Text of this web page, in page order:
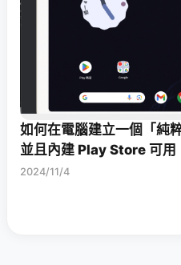
如何在電腦建立一個「純
並且內建 Play Store 可用
2024/11/4